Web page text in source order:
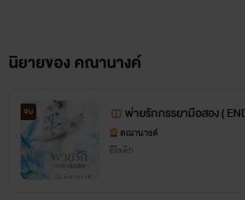
นิยายของ คณานางค์
จบ พ่ายรักภรรยามือสอง (
คณานางค์
อีโรติก